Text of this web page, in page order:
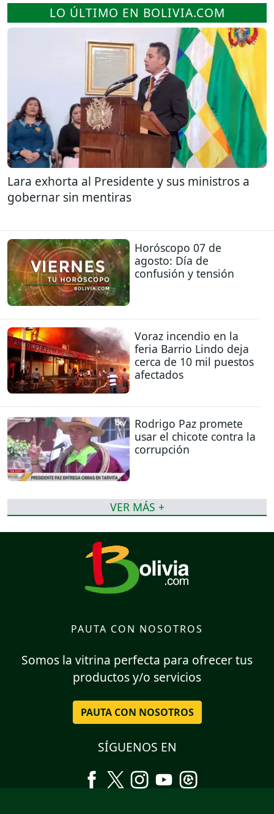
LO ÚLTIMO EN BOLIVIA.COM
Lara exhorta al Presidente y sus ministros a
gobernar sin mentiras
Horóscopo 07 de
agosto: Día de
confusión y tensión
Voraz incendio en la
feria Barrio Lindo deja
cerca de 10 mil puestos
afectados
Rodrigo Paz promete
usar el chicote contra la
corrupción
VER MÁS +
PAUTA CON NOSOTROS
Somos la vitrina perfecta para ofrecer tus
productos y/o servicios
PAUTA CON NOSOTROS
SÍGUENOS EN